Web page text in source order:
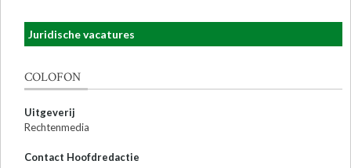
Juridische vacatures
COLOFON
Uitgeverij
Rechtenmedia
Contact Hoofdredactie